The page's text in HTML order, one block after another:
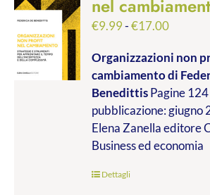
nel
€9.99-€17.00Fascia
prezzo:
da
€9.99
a
€17.00
Organizzazioni non
cambiamentodi
BenedittisPagine
pubblicazione: giugno
Elena Zanella editore
Business ed economia
Dettagli